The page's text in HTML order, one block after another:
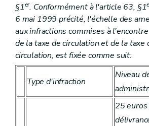
§1er. Conformément à l'article 63, §1
6 mai 1999 précité, l'échelle des
aux infractions commises à
de la taxe de circulation et de la taxe
circulation, est fixée comme suit:
Type d'infraction
Niveau
25